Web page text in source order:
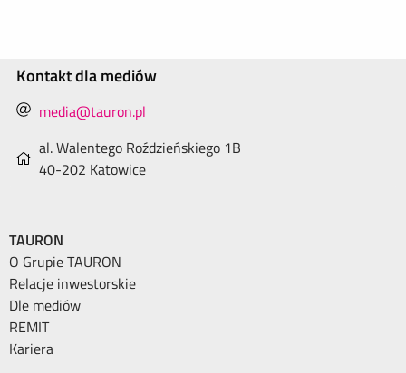
Kontakt dla mediów
media@tauron.pl
al. Walentego Roździeńskiego 1B
40-202 Katowice
TAURON
O Grupie TAURON
Relacje inwestorskie
Dle mediów
REMIT
Kariera